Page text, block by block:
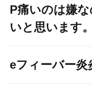
P痛いのは嫌
いと思います。
eフィーバー炎